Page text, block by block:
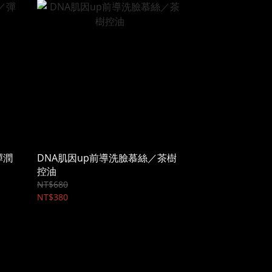
潤
DNA肌因up前導洗臉慕絲／茶樹
控油
NT$680
NT$380